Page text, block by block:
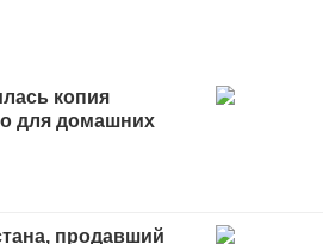
копия
для домашних
продавший